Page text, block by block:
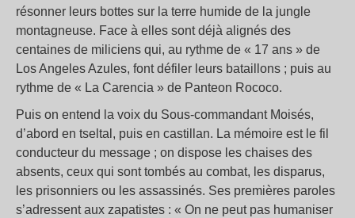
résonner leurs bottes sur la terre humide de la jungle
montagneuse. Face à elles sont déjà alignés des
centaines de miliciens qui, au rythme de « 17 ans » de
Los Angeles Azules, font défiler leurs bataillons ; puis au
rythme de « La Carencia » de Panteon Rococo.
Puis on entend la voix du Sous-commandant Moisés,
d’abord en tseltal, puis en castillan. La mémoire est le fil
conducteur du message ; on dispose les chaises des
absents, ceux qui sont tombés au combat, les disparus,
les prisonniers ou les assassinés. Ses premières paroles
s’adressent aux zapatistes : « On ne peut pas humaniser